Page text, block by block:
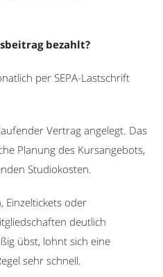
bezahlt?
per SEPA-Lastschrift
Vertrag angelegt. Das
Planung des Kursangebots,
Studiokosten.
Einzeltickets oder
deutlich
übst, lohnt sich eine
sehr schnell.